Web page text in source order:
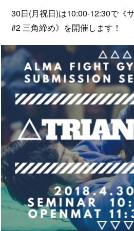
30日(月祝日)は10:00-12:30で《
#2 三角締め》を開催します！